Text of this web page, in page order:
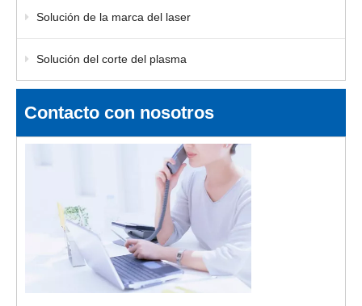
Solución de la marca del laser
Solución del corte del plasma
Contacto con nosotros